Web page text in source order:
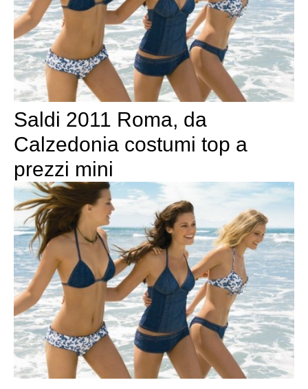
Saldi 2011 Roma, da
Calzedonia costumi top a
prezzi mini